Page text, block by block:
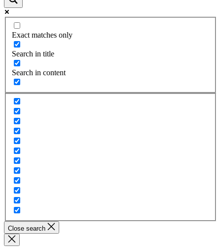
Exact matches only
Search in title
Search in content
Close search